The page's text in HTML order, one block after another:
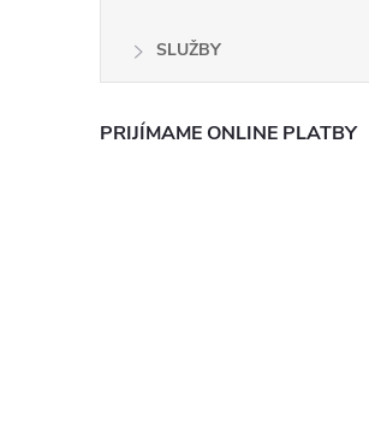
SLUŽBY
PRIJÍMAME ONLINE PLATBY